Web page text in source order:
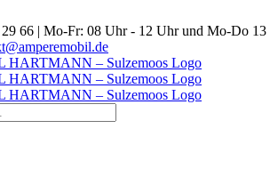
66 | Mo-Fr: 08 Uhr - 12 Uhr und Mo-Do 13